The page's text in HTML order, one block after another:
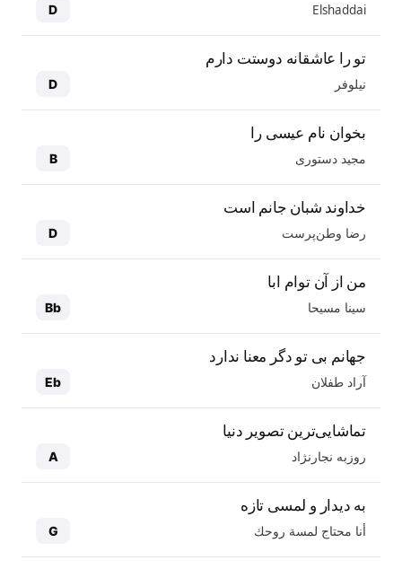
Elshaddai
D
تو را عاشقانه دوستت دارم
نیلوفر D
بخوان نام عیسی را
مجید دستوری B
خداوند شبان جانم است
رضا وطن‌پرست D
من از آن توام ابا
سینا مسیحا Bb
جهانم بی تو دگر معنا ندارد
آراد طفلان Eb
تماشایی‌ترین تصویر دنیا
روزبه نجارنژاد A
به دیدار و لمسی تازه
أنا محتاج لمسة روحك G